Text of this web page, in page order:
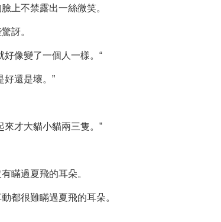
上不禁露出一絲微笑。
訝。
像變了一個人一樣。“
好還是壞。”
才大貓小貓兩三隻。”
瞞過夏飛的耳朵。
都很難瞞過夏飛的耳朵。